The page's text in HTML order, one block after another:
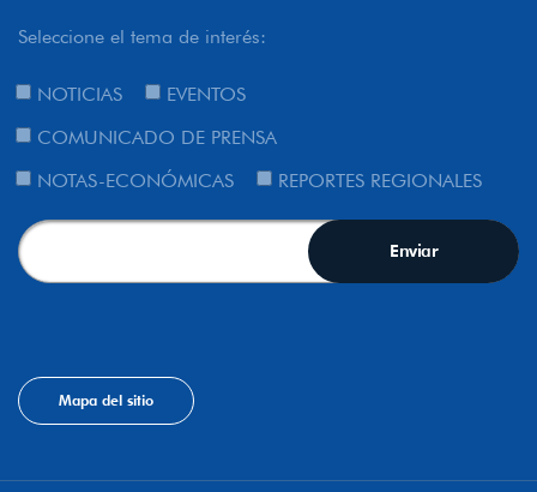
Seleccione el tema de interés:
NOTICIAS
EVENTOS
COMUNICADO DE PRENSA
NOTAS-ECONÓMICAS
REPORTES REGIONALES
Mapa del sitio